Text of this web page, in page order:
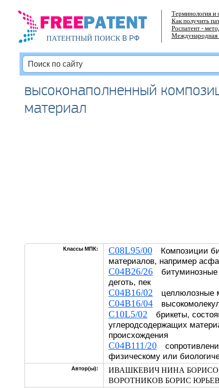
ПАТЕНТНЫЙ ПОИСКВ РФ
Терминология и
Как получить
Роспатент -
Международная
высоконаполненный
материал
Классы МПК: C08L95/00 Композиции
материалов, например
C04B26/26 битуминозные
деготь, пек
C04B16/02 целлюлозные
C04B16/04
C10L5/02 брикеты,
углеродсодержащих
происхождения
C04B111/20
физическому или
Автор(ы):
ИВАШКЕВИЧ НИНА
ВОРОТНИКОВ БОРИС